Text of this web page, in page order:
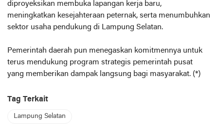
diproyeksikan membuka lapangan kerja baru,
meningkatkan kesejahteraan peternak, serta menumbuhkan
sektor usaha pendukung di Lampung Selatan.
Pemerintah daerah pun menegaskan komitmennya untuk
terus mendukung program strategis pemerintah pusat
yang memberikan dampak langsung bagi masyarakat. (*)
Tag Terkait
Lampung Selatan